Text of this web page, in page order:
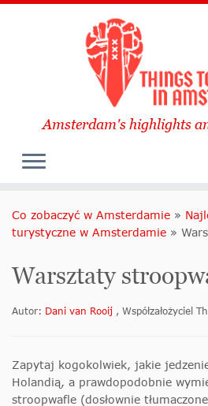
Amsterdam's highlights
Co zobaczyć w Amsterdamie »
turystyczne w Amsterdamie »
Warsztaty
Autor: Dani van Rooij , Współzałożyciel
Zapytaj kogokolwiek, jakie
Holandią, a prawdopodobnie
stroopwafle (dosłownie